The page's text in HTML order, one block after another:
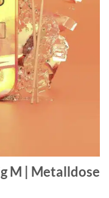
M | Metalldose